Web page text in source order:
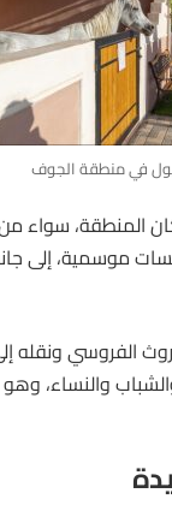
في منطقة الجوف
المنطقة، سواء
موسمية، إلى
ونقله إلى
والنساء، وهو